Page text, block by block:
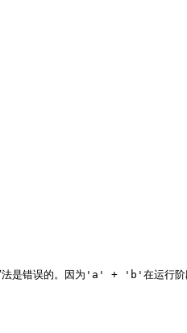
是错误的。因为'a' + 'b'在运行阶